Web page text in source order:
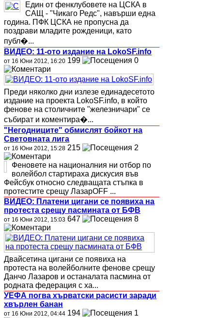
Един от фенклубовете на ЦСКА в
САЩ - "Чикаго Редс", навърши една
година. ПФК ЦСКА не пропусна да
поздрави младите рожденици, като
публ�...
ВИДЕО: 11-ото издание на LokoSF.info
от 16 Юни 2012, 16:20 199 0
Преди няколко дни излезе единадесетото
издание на проекта LokoSF.info, в който
фенове на столичните "железничари" се
събират и коментира�...
"Негодниците" обмислят бойкот на
Световната лига
от 16 Юни 2012, 15:28 215 2
Феновете на националния ни отбор по
волейбол стартираха дискусия във
Фейсбук относно следващата стъпка в
протестите срещу ЛазарOFF ...
ВИДЕО: Платени цигани се появиха на
протеста срещу пасмината от БФВ
от 16 Юни 2012, 15:03 647 8
Двайсетина цигани се появиха на
протеста на волейболните фенове срещу
Данчо Лазаров и останалата пасмина от
родната федерация с ха...
УЕФА погва хърватски расисти заради
хвърлен банан
от 16 Юни 2012, 04:44 194 1